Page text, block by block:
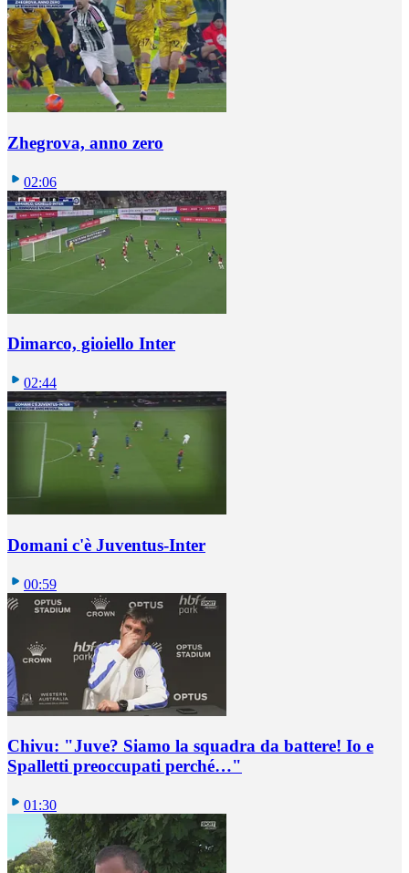
Zhegrova, anno zero
02:06
Dimarco, gioiello Inter
02:44
Domani c'è Juventus-Inter
00:59
Chivu: "Juve? Siamo la squadra da battere! Io e
Spalletti preoccupati perché…"
01:30